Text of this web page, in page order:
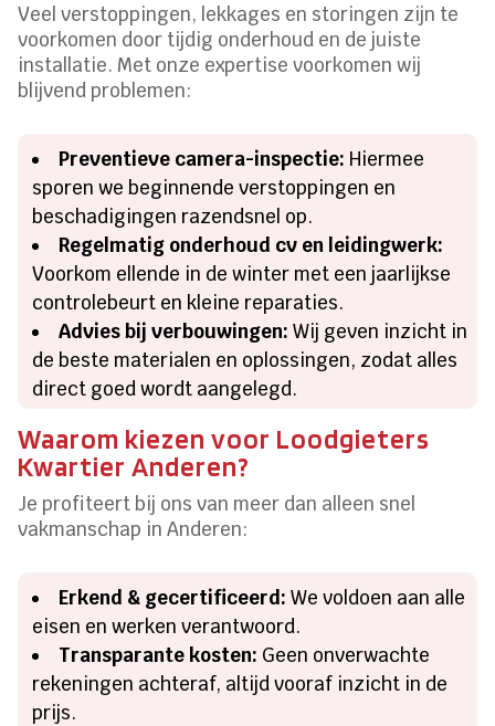
Veel verstoppingen, lekkages en storingen zijn te
voorkomen door tijdig onderhoud en de juiste
installatie. Met onze expertise voorkomen wij
blijvend problemen:
Preventieve camera-inspectie: Hiermee
sporen we beginnende verstoppingen en
beschadigingen razendsnel op.
Regelmatig onderhoud cv en leidingwerk:
Voorkom ellende in de winter met een jaarlijkse
controlebeurt en kleine reparaties.
Advies bij verbouwingen: Wij geven inzicht in
de beste materialen en oplossingen, zodat alles
direct goed wordt aangelegd.
Waarom kiezen voor Loodgieters
Kwartier Anderen?
Je profiteert bij ons van meer dan alleen snel
vakmanschap in Anderen:
Erkend & gecertificeerd: We voldoen aan alle
eisen en werken verantwoord.
Transparante kosten: Geen onverwachte
rekeningen achteraf, altijd vooraf inzicht in de
prijs.